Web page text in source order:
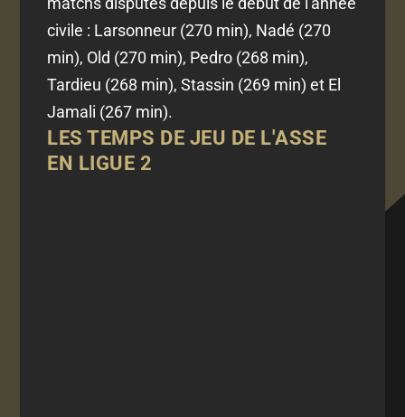
civile : Larsonneur (270 min), Nadé (270
min), Old (270 min), Pedro (268 min),
Tardieu (268 min), Stassin (269 min) et El
Jamali (267 min).
LES TEMPS DE JEU DE L'ASSE
EN LIGUE 2